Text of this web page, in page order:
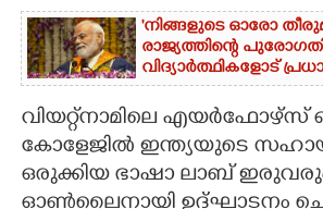
'നിങ്ങളുടെ ഓരോ
രാജ്യത്തിന്റെ
വിദ്യാർത്ഥികളോട്
വിയറ്റ്നാമിലെ
കോളേജിൽ ഇന്ത്യയുടെ
ഒരുക്കിയ ഭാഷാ ലാബ്